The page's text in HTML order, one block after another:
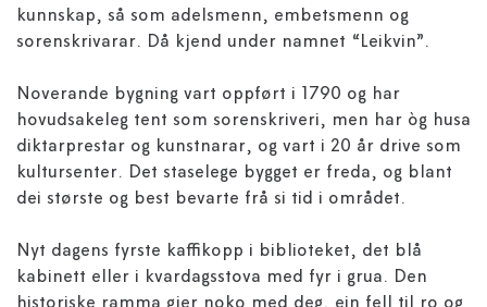
kunnskap, så som adelsmenn, embetsmenn og
sorenskrivarar. Då kjend under namnet “Leikvin”.
Noverande bygning vart oppført i 1790 og har
hovudsakeleg tent som sorenskriveri, men har òg husa
diktarprestar og kunstnarar, og vart i 20 år drive som
kultursenter. Det staselege bygget er freda, og blant
dei største og best bevarte frå si tid i området.
Nyt dagens fyrste kaffikopp i biblioteket, det blå
kabinett eller i kvardagsstova med fyr i grua. Den